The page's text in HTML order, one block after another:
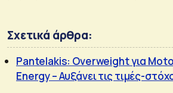
Σχετικά άρθρα:
Pantelakis: Overweight για
Energy – Αυξάνει τις τιμές-